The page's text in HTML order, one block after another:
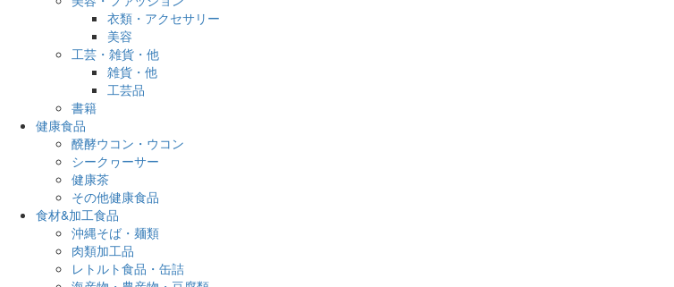
衣類・アクセサリー
美容
工芸・雑貨・他
雑貨・他
工芸品
書籍
健康食品
醗酵ウコン・ウコン
シークヮーサー
健康茶
その他健康食品
食材&加工食品
沖縄そば・麺類
肉類加工品
レトルト食品・缶詰